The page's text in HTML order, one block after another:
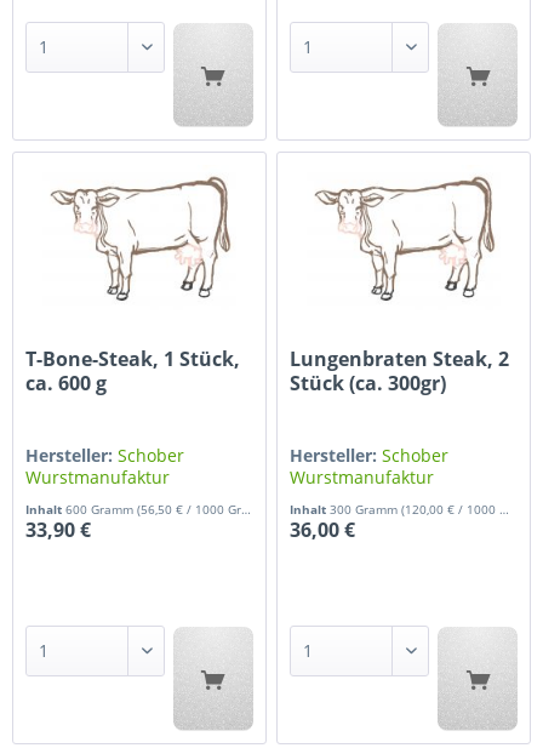
T-Bone-Steak, 1 Stück,
ca. 600 g
Hersteller: Schober
Wurstmanufaktur
Inhalt600 Gramm(56,50 € / 1000 Gramm)
33,90 €
Lungenbraten Steak, 2
Stück (ca. 300gr)
Hersteller: Schober
Wurstmanufaktur
Inhalt300 Gramm(120,00 € / 1000 Gramm)
36,00 €